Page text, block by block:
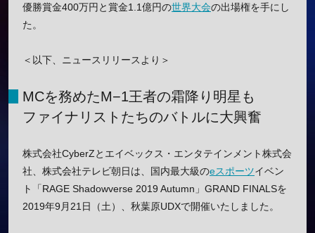
優勝賞金400万円と賞金1.1億円の世界大会の出場権を手にし
た。
＜以下、ニュースリリースより＞
MCを務めたM−1王者の霜降り明星も
ファイナリストたちのバトルに大興奮
株式会社CyberZとエイベックス・エンタテインメント株式会
社、株式会社テレビ朝日は、国内最大級のeスポーツイベン
ト「RAGE Shadowverse 2019 Autumn」GRAND FINALSを
2019年9月21日（土）、秋葉原UDXで開催いたしました。